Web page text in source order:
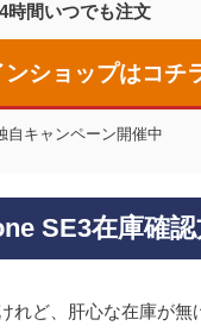
時間いつでも注文
ショップはコチ
自キャンペーン開催中
SE3在庫確
れど、肝心な在庫が無